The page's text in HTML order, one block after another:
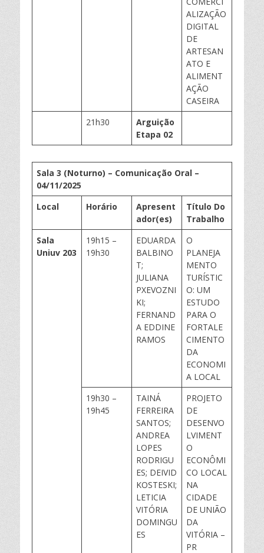
ALIZAÇÃO
DIGITAL
DE
ARTESAN
ATO E
ALIMENT
AÇÃO
CASEIRA
21h30
Arguição
Etapa 02
Sala 3 (Noturno) – Comunicação Oral –
04/11/2025
Local
Horário
Apresent
ador(es)
Título Do
Trabalho
Sala
Uniuv 203
19h15 –
19h30
EDUARDA
BALBINO
T;
JULIANA
PXEVOZNI
KI;
FERNAND
A EDDINE
RAMOS
O
PLANEJA
MENTO
TURÍSTIC
O: UM
ESTUDO
PARA O
FORTALE
CIMENTO
DA
ECONOMI
A LOCAL
19h30 –
19h45
TAINÁ
FERREIRA
SANTOS;
ANDREA
LOPES
RODRIGU
ES; DEIVID
KOSTESKI;
LETICIA
VITÓRIA
DOMINGU
ES
PROJETO
DE
DESENVO
LVIMENT
O
ECONÔMI
CO LOCAL
NA
CIDADE
DE UNIÃO
DA
VITÓRIA –
PR